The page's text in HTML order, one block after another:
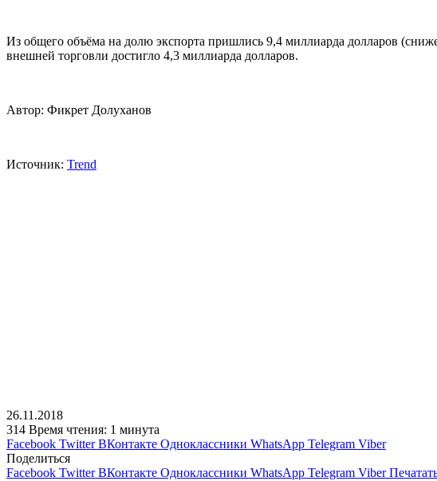
Из общего объёма на долю экспорта пришлись 9,4 миллиарда долларов
внешней торговли достигло 4,3 миллиарда долларов.
Автор: Фикрет Долуханов
Источник: Trend
26.11.2018
314 Время чтения: 1 минута
Facebook Twitter ВКонтакте Одноклассники WhatsApp Telegram Viber
Поделиться
Facebook Twitter ВКонтакте Одноклассники WhatsApp Telegram Viber